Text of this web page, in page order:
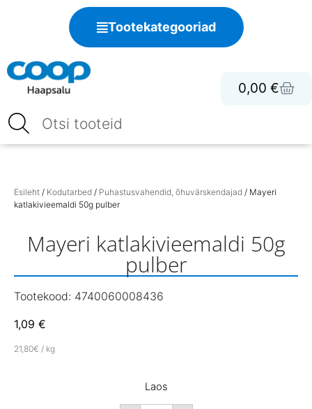
Tootekategooriad
0,00 €
Esileht / Kodutarbed / Puhastusvahendid, õhuvärskendajad / Mayeri
katlakivieemaldi 50g pulber
Mayeri katlakivieemaldi 50g
pulber
Tootekood: 4740060008436
1,09 €
21,80€ / kg
Laos